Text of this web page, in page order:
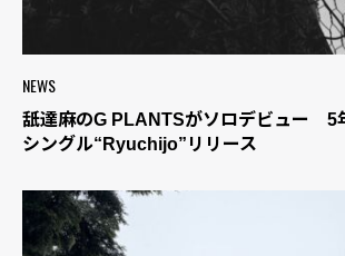
NEWS
舐達麻のG PLANTSがソロデビュー 5
シングル“Ryuchijo”リリース